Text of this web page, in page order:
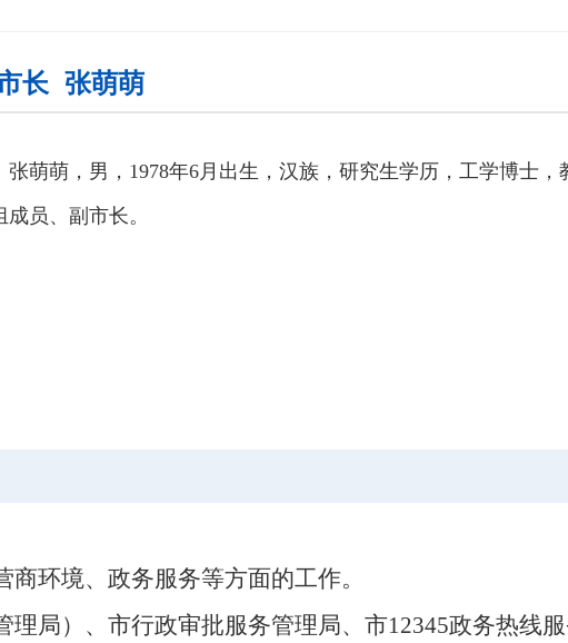
长 张萌萌
张萌萌，男，1978年6月出生，汉族，研究生学历，工学博士，
成员 、 副市长。
商环境、政务服务等方面的工作。
理局） 、 市行政审批服务管理局、市12345政务热线